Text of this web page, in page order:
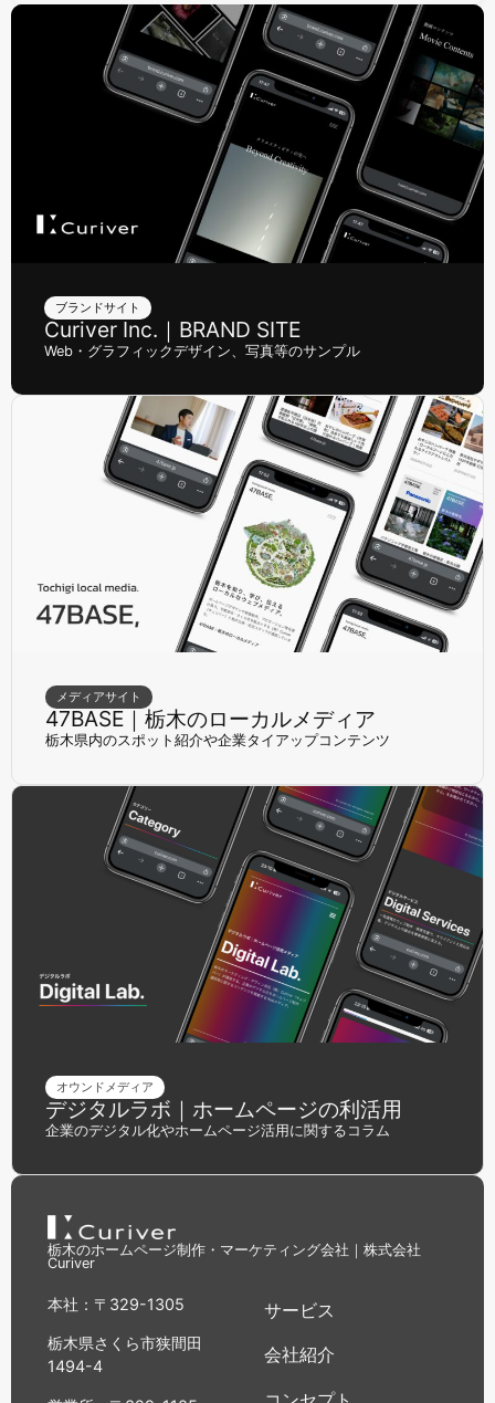
ブランドサイト
Curiver Inc.｜BRAND SITE
Web・グラフィックデザイン、写真等のサンプル
メディアサイト
47BASE｜栃木のローカルメディア
栃木県内のスポット紹介や企業タイアップコンテンツ
オウンドメディア
デジタルラボ｜ホームページの利活用
企業のデジタル化やホームページ活用に関するコラム
栃木のホームページ制作・マーケティング会社｜株式会社
Curiver
本社：〒329-1305
栃木県さくら市狭間田
1494-4
サービス
会社紹介